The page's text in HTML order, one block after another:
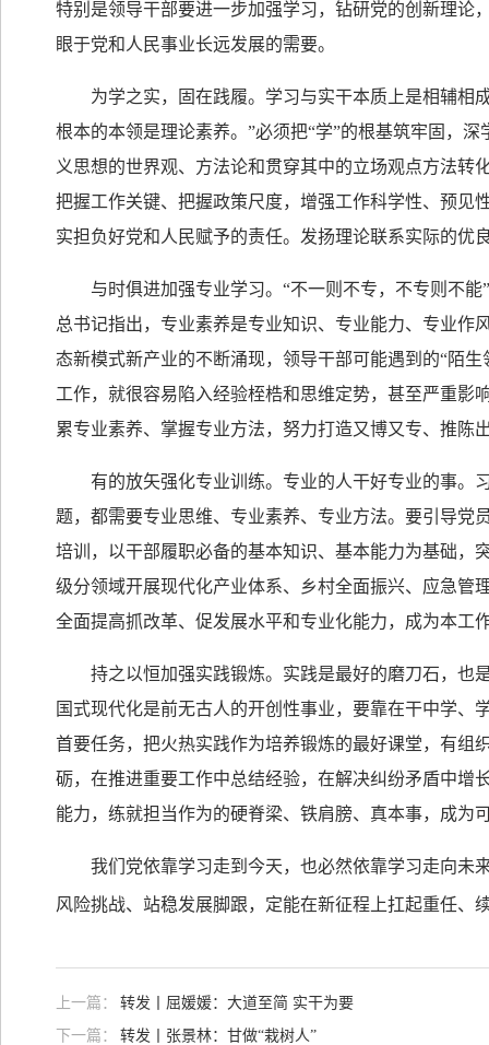
特别是领导干部要进一步加强学习，钻研党的创新理论
眼于党和人民事业长远发展的需要。
为学之实，固在践履。学习与实干本质上是相辅相成
根本的本领是理论素养。”必须把“学”的根基筑牢固，
义思想的世界观、方法论和贯穿其中的立场观点方法转
把握工作关键、把握政策尺度，增强工作科学性、预见
实担负好党和人民赋予的责任。发扬理论联系实际的优
与时俱进加强专业学习。“不一则不专，不专则不能”
总书记指出，专业素养是专业知识、专业能力、专业作
态新模式新产业的不断涌现，领导干部可能遇到的“陌
工作，就很容易陷入经验桎梏和思维定势，甚至严重影
累专业素养、掌握专业方法，努力打造又博又专、推陈
有的放矢强化专业训练。专业的人干好专业的事。习
题，都需要专业思维、专业素养、专业方法。要引导党
培训，以干部履职必备的基本知识、基本能力为基础，
级分领域开展现代化产业体系、乡村全面振兴、应急管
全面提高抓改革、促发展水平和专业化能力，成为本工
持之以恒加强实践锻炼。实践是最好的磨刀石，也是
国式现代化是前无古人的开创性事业，要靠在干中学、
首要任务，把火热实践作为培养锻炼的最好课堂，有组
砺，在推进重要工作中总结经验，在解决纠纷矛盾中增
能力，练就担当作为的硬脊梁、铁肩膀、真本事，成为
我们党依靠学习走到今天，也必然依靠学习走向未来
风险挑战、站稳发展脚跟，定能在新征程上扛起重任、
上一篇：
转发丨屈媛媛：大道至简 实干为要
下一篇：
转发丨张景林：甘做“栽树人”